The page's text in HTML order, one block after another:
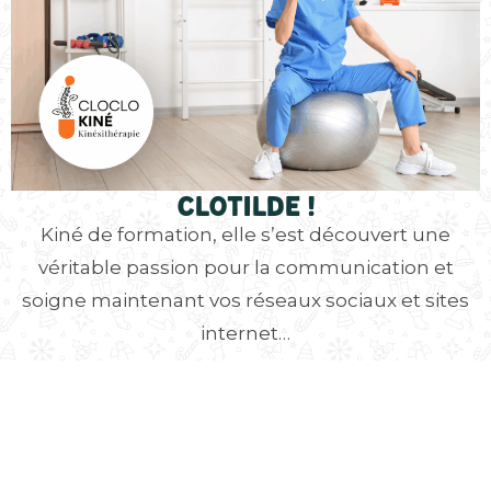
Clotilde !
Kiné de formation, elle s’est découvert une
véritable passion pour la communication et
soigne maintenant vos réseaux sociaux et sites
internet…